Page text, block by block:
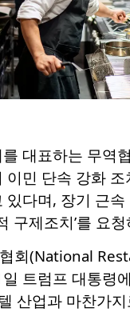
대표하는 무역
이민 단속 강화 조
있다며, 장기 근
구제조치’를 요
회(National
트럼프 대통령
산업과 마찬가